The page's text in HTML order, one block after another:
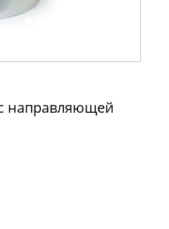
направляющей